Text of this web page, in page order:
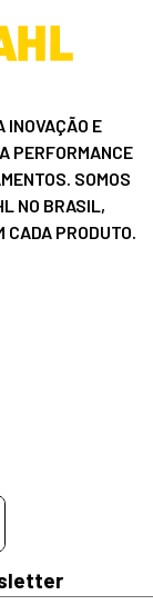
INOVAÇÃO E
PERFORMANCE
SOMOS
NO BRASIL,
CADA PRODUTO.